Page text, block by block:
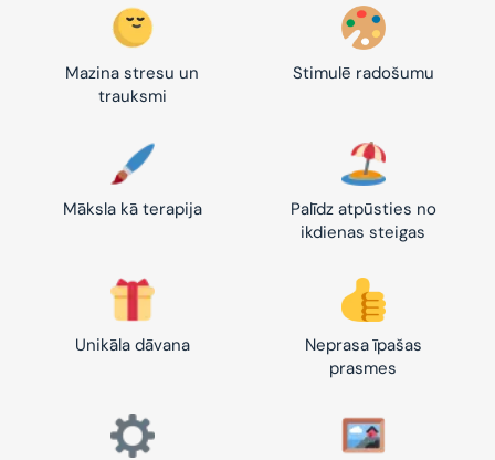
Mazina stresu un
trauksmi
Stimulē radošumu
Māksla kā terapija
Palīdz atpūsties no
ikdienas steigas
Unikāla dāvana
Neprasa īpašas
prasmes